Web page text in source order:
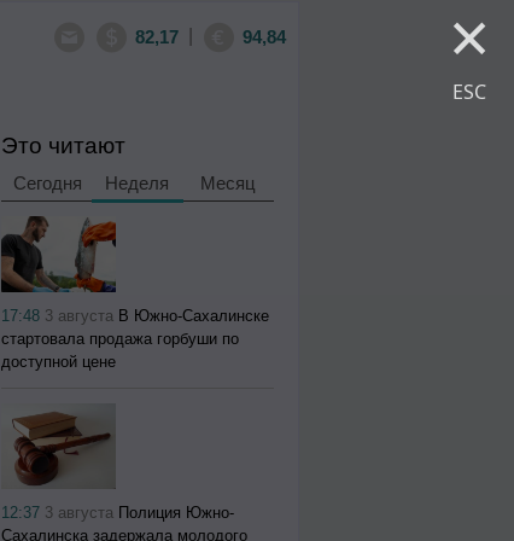
×
ESC
82,17 94,84
Это читают
Сегодня Неделя Месяц
17:48 3 августа В Южно-Сахалинске
стартовала продажа горбуши по
доступной цене
12:37 3 августа Полиция Южно-
Сахалинска задержала молодого